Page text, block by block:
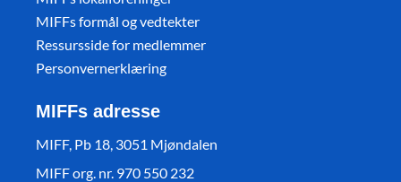
MIFFs formål og vedtekter
Ressursside for medlemmer
Personvernerklæring
MIFFs adresse
MIFF, Pb 18, 3051 Mjøndalen
MIFF org. nr. 970 550 232